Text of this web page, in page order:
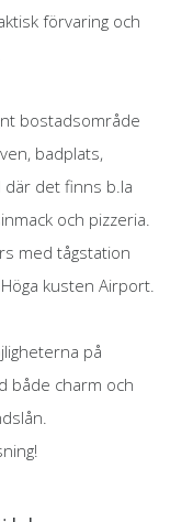
förvaring och
bostadsområde
badplats,
där det finns b.la
och pizzeria.
med tågstation
kusten Airport.
på
både charm och